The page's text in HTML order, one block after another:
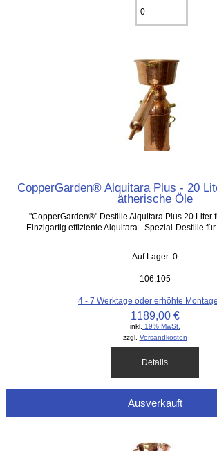
CopperGarden® Alquitara Plus - 20
ätherische Öle
"CopperGarden®" Destille Alquitara Plus 20 Liter
Einzigartig effiziente Alquitara - Spezial-Destille für
Auf Lager: 0
106.105
4 - 7 Werktage oder erhöhte
1189,00 €
inkl.
19% MwSt.
zzgl. Versandkosten
Details
Ausverkauft